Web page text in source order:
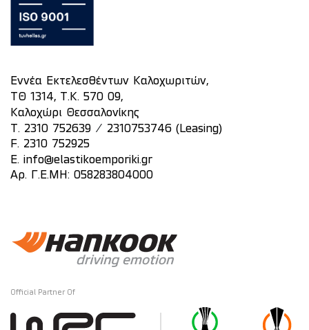
Εννέα Εκτελεσθέντων Καλοχωριτών,
ΤΘ 1314, Τ.Κ. 570 09,
Καλοχώρι Θεσσαλονίκης
T. 2310 752639 /
2310753746 (Leasing)
F. 2310 752925
E.
info@elastikoemporiki.gr
Αρ. Γ.Ε.ΜΗ: 058283804000
Official Partner Of